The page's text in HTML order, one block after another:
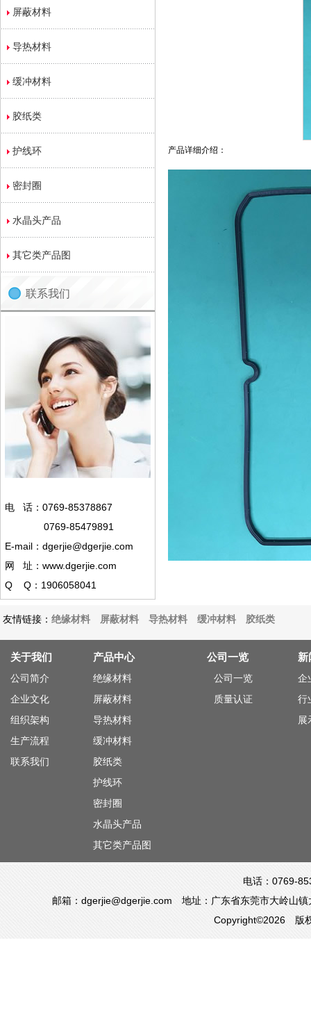
屏蔽材料
导热材料
缓冲材料
胶纸类
护线环
密封圈
水晶头产品
其它类产品图
联系我们
电 话：0769-85378867
0769-85479891
E-mail：dgerjie@dgerjie.com
网 址：www.dgerjie.com
Q Q：1906058041
产品详细介绍：
友情链接： 绝缘材料 屏蔽材料 导热材料 缓冲材料 胶纸类
关于我们 产品中心 公司一览 新
公司简介
企业文化
组织架构
生产流程
联系我们
绝缘材料
屏蔽材料
导热材料
缓冲材料
胶纸类
护线环
密封圈
水晶头产品
其它类产品图
公司一览
质量认证
企
行
展
电话：0769-
邮箱：dgerjie@dgerjie.com 地址：广东省东莞市大岭山
Copyright©2026 版